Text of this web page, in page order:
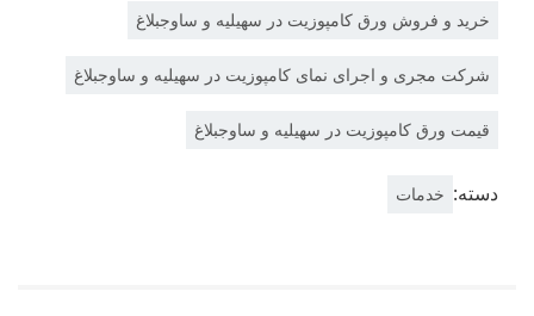
خرید و فروش ورق کامپوزیت در سهیلیه و ساوجبلاغ
شرکت مجری و اجرای نمای کامپوزیت در سهیلیه و ساوجبلاغ
قیمت ورق کامپوزیت در سهیلیه و ساوجبلاغ
دسته: خدمات